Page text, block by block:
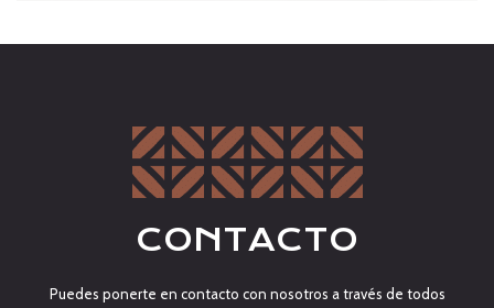
CONTACTO
Puedes ponerte en contacto con nosotros a través de todos